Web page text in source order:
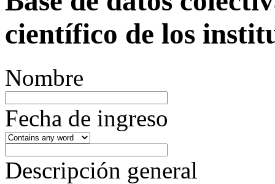
científico de los
Nombre
Fecha de ingreso
Descripción general